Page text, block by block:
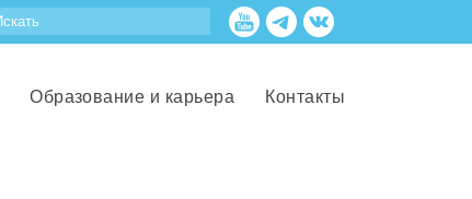
Образование и карьера Контакты